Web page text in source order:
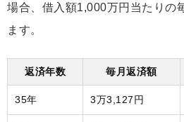
場合、借入額1,000万円当たりの
ます。
返済年数 毎月返済額
35年 3万3,127円